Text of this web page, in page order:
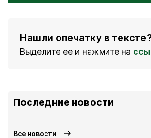
Нашли опечатку в тексте?
Выделите ее и нажмите на
Последние новости
Все новости